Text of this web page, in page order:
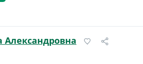
Александровна